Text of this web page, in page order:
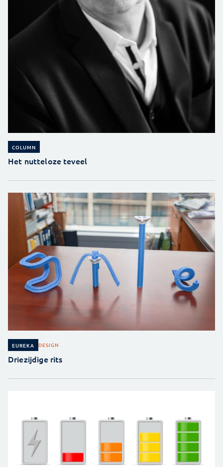
COLUMN
Het nutteloze teveel
EUREKA DESIGN
Driezijdige rits